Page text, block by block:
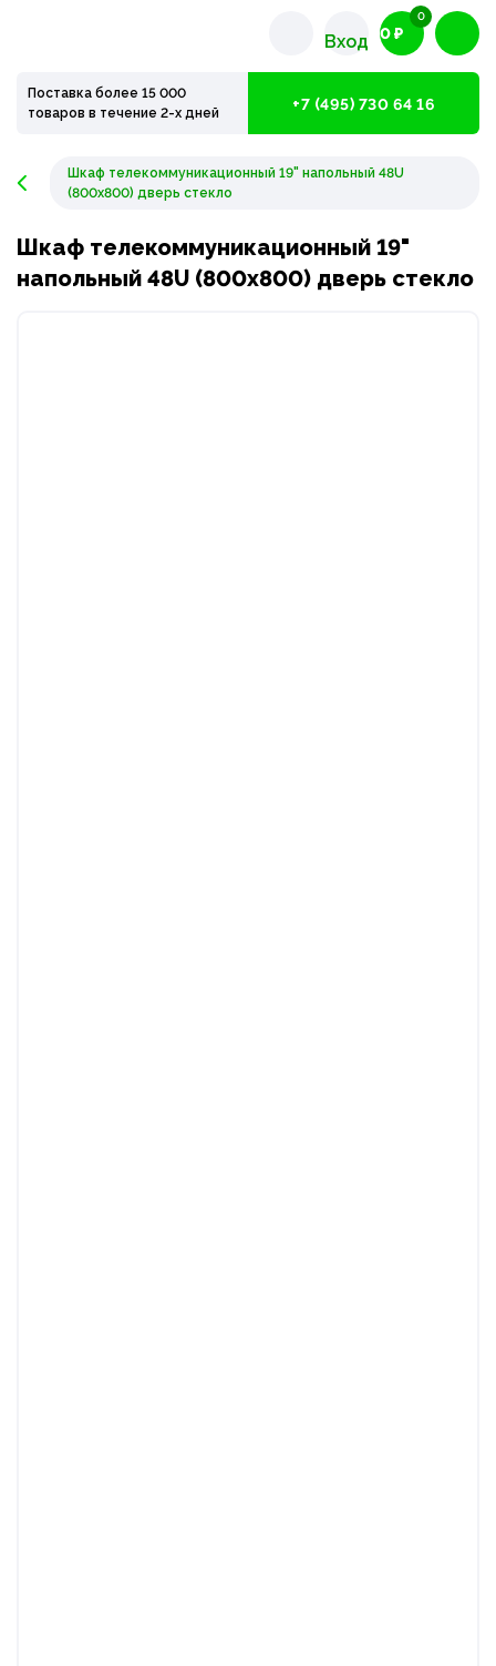
Вход 0 ₽
0
Поставка более 15 000
товаров в течение 2-х дней
+7 (495) 730 64 16
Шкаф телекоммуникационный 19" напольный 48U
(800х800) дверь стекло
Шкаф телекоммуникационный 19"
напольный 48U (800х800) дверь стекло